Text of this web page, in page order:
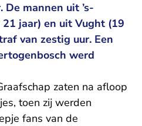
mannen uit ’s-
jaar) en uit Vught (19
van zestig uur. Een
werd
zaten na afloop
toen zij werden
fans van de